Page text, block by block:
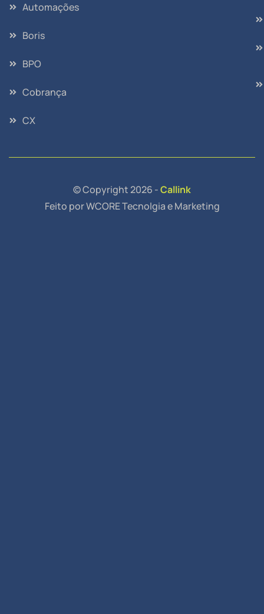
Automações
Boris
BPO
Cobrança
CX
© Copyright 2026 -Callink
Feito por WCORE Tecnolgia e Marketing